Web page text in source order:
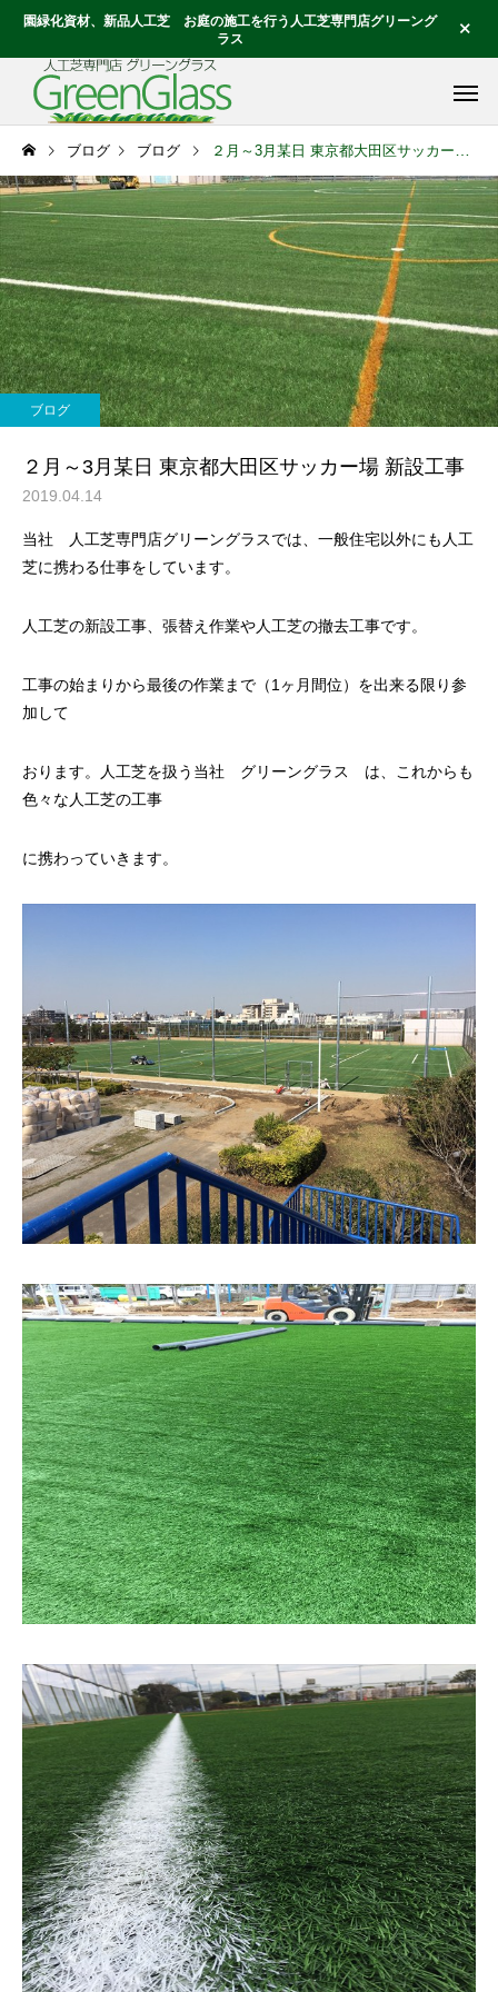
園緑化資材、新品人工芝 お庭の施工を行う人工芝専門店グリーング
ラス
ブログ ブログ ２月～3月某日 東京都大田区サッカー場 新設工事
ブログ
２月～3月某日 東京都大田区サッカー場 新設工事
2019.04.14
当社 人工芝専門店グリーングラスでは、一般住宅以外にも人工
芝に携わる仕事をしています。
人工芝の新設工事、張替え作業や人工芝の撤去工事です。
工事の始まりから最後の作業まで（1ヶ月間位）を出来る限り参
加して
おります。人工芝を扱う当社 グリーングラス は、これからも
色々な人工芝の工事
に携わっていきます。